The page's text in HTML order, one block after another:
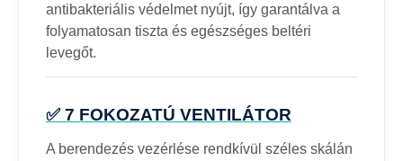
antibakteriális védelmet nyújt, így garantálva a
folyamatosan tiszta és egészséges beltéri
levegőt.
✅ 7 FOKOZATÚ VENTILÁTOR
A berendezés vezérlése rendkívül széles skálán